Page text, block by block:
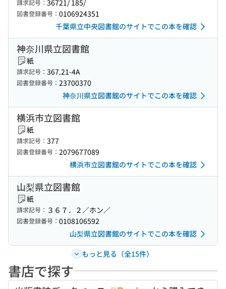
請求記号： 36721/ 185/
図書登録番号： 0106924351
千葉県立中央図書館のサイトでこの本を確認
神奈川県立図書館
紙
請求記号： 367.21-4A
図書登録番号： 23700370
神奈川県立図書館のサイトでこの本を確認
横浜市立図書館
紙
請求記号： 377
図書登録番号： 2079677089
横浜市立図書館のサイトでこの本を確認
山梨県立図書館
紙
請求記号： ３６７．２／ホン／
図書登録番号： 0108106592
山梨県立図書館のサイトでこの本を確認
もっと見る（全15件）
書店で探す